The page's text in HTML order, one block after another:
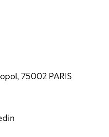
75002 PARIS